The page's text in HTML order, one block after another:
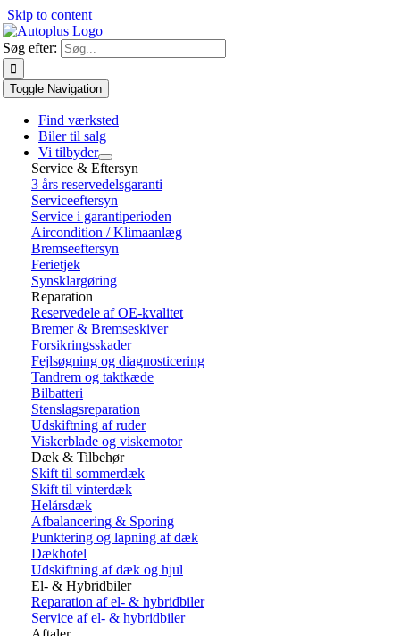
Skip to content
Søg efter:
Toggle Navigation
Find værksted
Biler til salg
Vi tilbyder
Service & Eftersyn
3 års reservedelsgaranti
Serviceeftersyn
Service i garantiperioden
Aircondition / Klimaanlæg
Bremseeftersyn
Ferietjek
Synsklargøring
Reparation
Reservedele af OE-kvalitet
Bremer & Bremseskiver
Forsikringsskader
Fejlsøgning og diagnosticering
Tandrem og taktkæde
Bilbatteri
Stenslagsreparation
Udskiftning af ruder
Viskerblade og viskemotor
Dæk & Tilbehør
Skift til sommerdæk
Skift til vinterdæk
Helårsdæk
Afbalancering & Sporing
Punktering og lapning af dæk
Dækhotel
Udskiftning af dæk og hjul
El- & Hybridbiler
Reparation af el- & hybridbiler
Service af el- & hybridbiler